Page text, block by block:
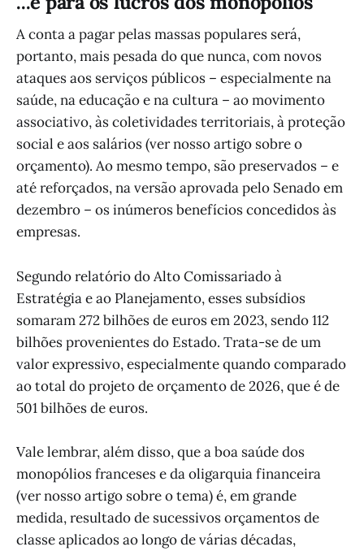
A conta a pagar pelas massas populares será,
portanto, mais pesada do que nunca, com novos
ataques aos serviços públicos – especialmente na
saúde, na educação e na cultura – ao movimento
associativo, às coletividades territoriais, à proteção
social e aos salários (ver nosso artigo sobre o
orçamento). Ao mesmo tempo, são preservados – e
até reforçados, na versão aprovada pelo Senado em
dezembro – os inúmeros benefícios concedidos às
empresas.
Segundo relatório do Alto Comissariado à
Estratégia e ao Planejamento, esses subsídios
somaram 272 bilhões de euros em 2023, sendo 112
bilhões provenientes do Estado. Trata-se de um
valor expressivo, especialmente quando comparado
ao total do projeto de orçamento de 2026, que é de
501 bilhões de euros.
Vale lembrar, além disso, que a boa saúde dos
monopólios franceses e da oligarquia financeira
(ver nosso artigo sobre o tema) é, em grande
medida, resultado de sucessivos orçamentos de
classe aplicados ao longo de várias décadas,